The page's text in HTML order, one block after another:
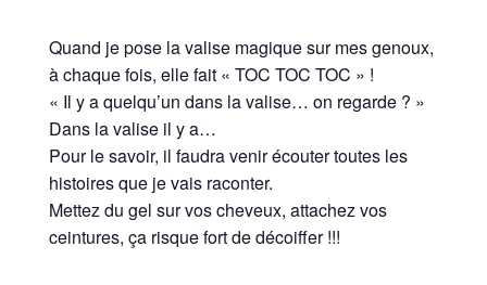
Quand je pose la valise magique sur mes genoux,
à chaque fois, elle fait « TOC TOC TOC » !
« Il y a quelqu’un dans la valise… on regarde ? »
Dans la valise il y a…
Pour le savoir, il faudra venir écouter toutes les
histoires que je vais raconter.
Mettez du gel sur vos cheveux, attachez vos
ceintures, ça risque fort de décoiffer !!!